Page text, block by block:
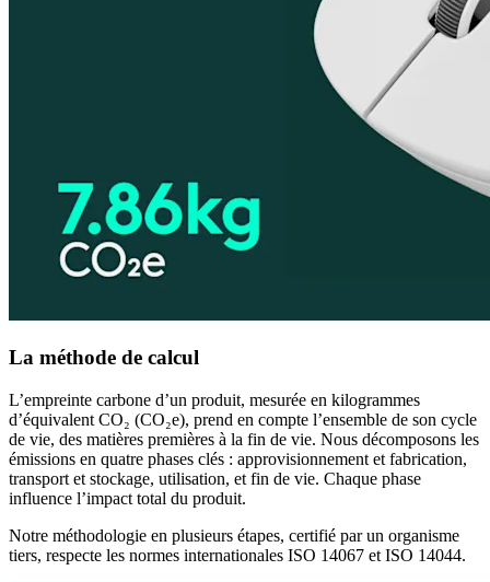
La méthode de calcul
L’empreinte carbone d’un produit, mesurée en kilogrammes
d’équivalent CO₂ (CO₂e), prend en compte l’ensemble de son cycle
de vie, des matières premières à la fin de vie. Nous décomposons les
émissions en quatre phases clés : approvisionnement et fabrication,
transport et stockage, utilisation, et fin de vie. Chaque phase
influence l’impact total du produit.
Notre méthodologie en plusieurs étapes, certifié par un organisme
tiers, respecte les normes internationales ISO 14067 et ISO 14044.